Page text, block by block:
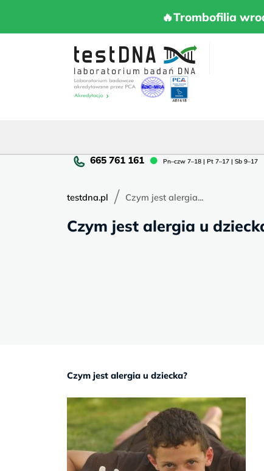
🔥Trombofilia
Pn–czw 7–18 | Pt 7–17 | Sb 9–17
testdna.pl / Czym jest alergia...
Czym jest alergia u
Czym jest alergia u dziecka?